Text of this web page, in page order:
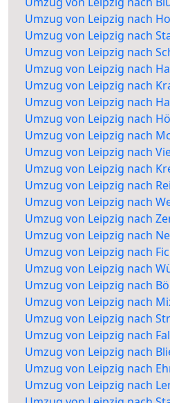
Umzug von Leipzig nach
Umzug von Leipzig nach
Umzug von Leipzig nach
Umzug von Leipzig nach
Umzug von Leipzig nach
Umzug von Leipzig nach
Umzug von Leipzig nach
Umzug von Leipzig nach
Umzug von Leipzig nach
Umzug von Leipzig nach
Umzug von Leipzig nach
Umzug von Leipzig nach
Umzug von Leipzig nach
Umzug von Leipzig nach
Umzug von Leipzig nach
Umzug von Leipzig nach
Umzug von Leipzig nach
Umzug von Leipzig nach
Umzug von Leipzig nach
Umzug von Leipzig nach
Umzug von Leipzig nach
Umzug von Leipzig nach
Umzug von Leipzig nach